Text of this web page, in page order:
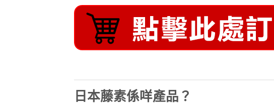
日本藤素係咩產品？